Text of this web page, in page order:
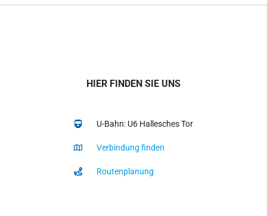
HIER FINDEN SIE UNS
U-Bahn: U6 Hallesches Tor
Verbindung finden
Routenplanung